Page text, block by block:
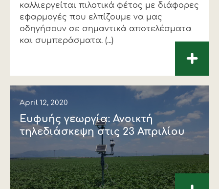
καλλιεργείται πιλοτικά φέτος με διάφορες
εφαρμογές που ελπίζουμε να μας
οδηγήσουν σε σημαντικά αποτελέσματα
και συμπεράσματα. (...)
+
April 12, 2020
Ευφυής γεωργία: Ανοικτή
τηλεδιάσκεψη στις 23 Απριλίου